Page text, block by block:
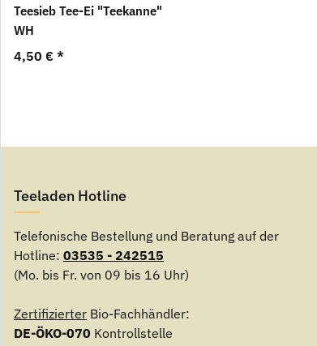
Teesieb Tee-Ei "Teekanne"
WH
4,50 € *
Teeladen Hotline
Telefonische Bestellung und Beratung auf der
Hotline: 03535 - 242515
(Mo. bis Fr. von 09 bis 16 Uhr)
Zertifizierter Bio-Fachhändler:
DE-ÖKO-070 Kontrollstelle